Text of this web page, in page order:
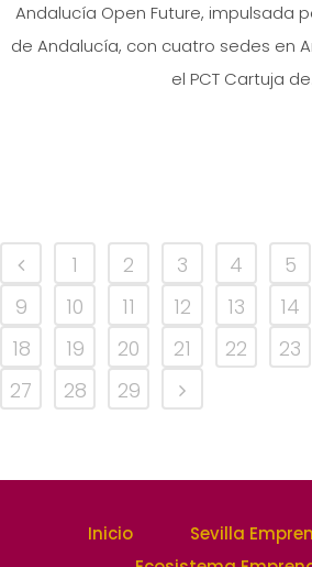
Andalucía Open Future, impulsada
de Andalucía, con cuatro sedes en
el PCT Cartuja
1 2 3 4 5
9
10 11 12 13 14
18
19 20 21 22 23
27
28 29
Inicio
Sevilla